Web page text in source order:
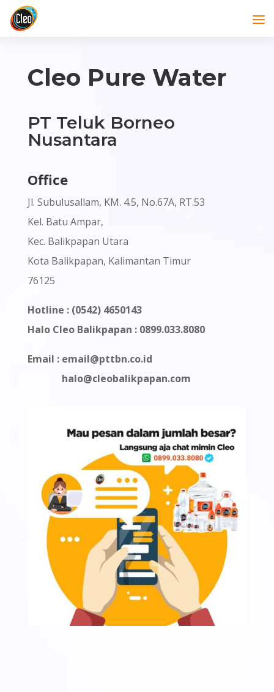
Cleo Pure Water
PT Teluk Borneo
Nusantara
Office
Jl. Subulusallam, KM. 4.5, No.67A, RT.53
Kel. Batu Ampar,
Kec. Balikpapan Utara
Kota Balikpapan, Kalimantan Timur
76125
Hotline : (0542) 4650143
Halo Cleo Balikpapan : 0899.033.8080
Email : email@pttbn.co.id
halo@cleobalikpapan.com